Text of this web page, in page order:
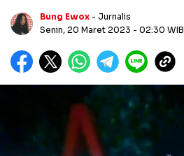
Bung Ewox - Jurnalis
Senin, 20 Maret 2023 - 02:30 WIB